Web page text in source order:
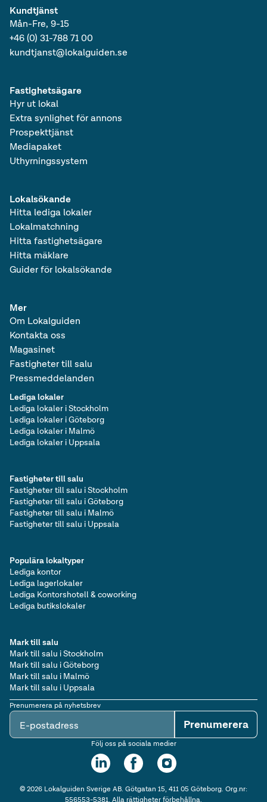
Lediga lokaler i Västra Götalands län
Lediga kontor i Götaland
Lediga kontorshotell i Götaland
Lediga lokaler i Götaland
Lediga lokaler i Sverige
Lediga kontor
Lediga kontorshotell
Kundtjänst
Mån-Fre, 9-15
+46 (0) 31-788 71 00
kundtjanst@lokalguiden.se
Lokalsökande
Hitta lediga lokaler
Lokalmatchning
Hitta fastighetsägare
Hitta mäklare
Guider för lokalsökande
Fastighetsägare
Hyr ut lokal
Extra synlighet för annons
Prospekttjänst
Mediapaket
Uthyrningssystem
Mer
Om Lokalguiden
Kontakta oss
Magasinet
Fastigheter till salu
Pressmeddelanden
Lediga lokaler
Lediga lokaler i Stockholm
Lediga lokaler i Göteborg
Lediga lokaler i Malmö
Lediga lokaler i Uppsala
Populära lokaltyper
Lediga kontor
Lediga lagerlokaler
Lediga Kontorshotell & coworking
Lediga butikslokaler
Fastigheter till salu
Fastigheter till salu i Stockholm
Fastigheter till salu i Göteborg
Fastigheter till salu i Malmö
Fastigheter till salu i Uppsala
Mark till salu
Mark till salu i Stockholm
Mark till salu i Göteborg
Mark till salu i Malmö
Mark till salu i Uppsala
Prenumerera på nyhetsbrev
E-postadress Prenumerera
Följ oss på sociala medier
©2026Lokalguiden Sverige AB. Götgatan 15, 411 05 Göteborg. Org.nr:
556553-5381. Alla rättigheter förbehållna.